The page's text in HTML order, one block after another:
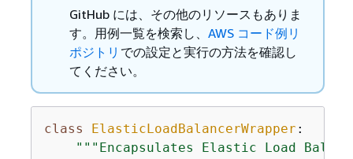
GitHub には、その他のリソースもありま
す。用例一覧を検索し、 AWS コード例リ
ポジトリ での設定と実行の方法を確認し
てください。
class ElasticLoadBalancerWrapper :
"""Encapsulates Elastic Load